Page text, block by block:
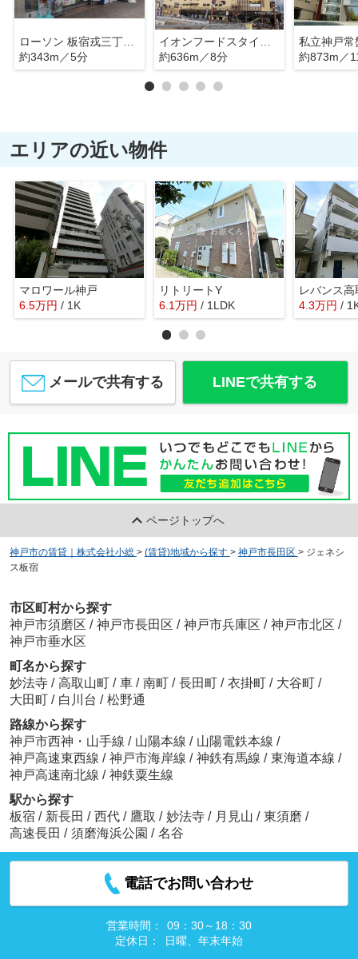
ローソン 板宿戎三丁目店
約343m／5分
イオンフードスタイル板宿店
約636m／8分
私立神戸常
約873m／
エリアの近い物件
マロワール神戸
6.5万円 / 1K
リトリートY
6.1万円 / 1LDK
レバンス高
4.3万円 /
メールで共有する LINEで共有する
ページトップへ
神戸市の賃貸｜株式会社小総 > (賃貸)地域から探す > 神戸市長田区 > ジェネシ
ス板宿
市区町村から探す
神戸市須磨区 / 神戸市長田区 / 神戸市兵庫区 / 神戸市北区 /
神戸市垂水区
町名から探す
妙法寺 / 高取山町 / 車 / 南町 / 長田町 / 衣掛町 / 大谷町 /
大田町 / 白川台 / 松野通
路線から探す
神戸市西神・山手線 / 山陽本線 / 山陽電鉄本線 /
神戸高速東西線 / 神戸市海岸線 / 神鉄有馬線 / 東海道本線 /
神戸高速南北線 / 神鉄粟生線
駅から探す
板宿 / 新長田 / 西代 / 鷹取 / 妙法寺 / 月見山 / 東須磨 /
高速長田 / 須磨海浜公園 / 名谷
電話でお問い合わせ
営業時間：
09：30～18：30
定休日：
日曜、年末年始